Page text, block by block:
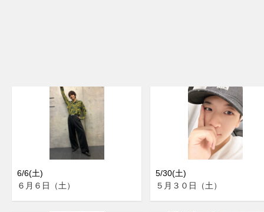
6/6(土)
６月６日（土）
5/30(土)
５月３０日（土）